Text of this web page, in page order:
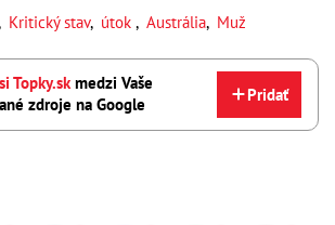
Kritický stav, útok , Austrália, Muž
Topky.skmedzi Vaše
zdroje na Google
Pridať